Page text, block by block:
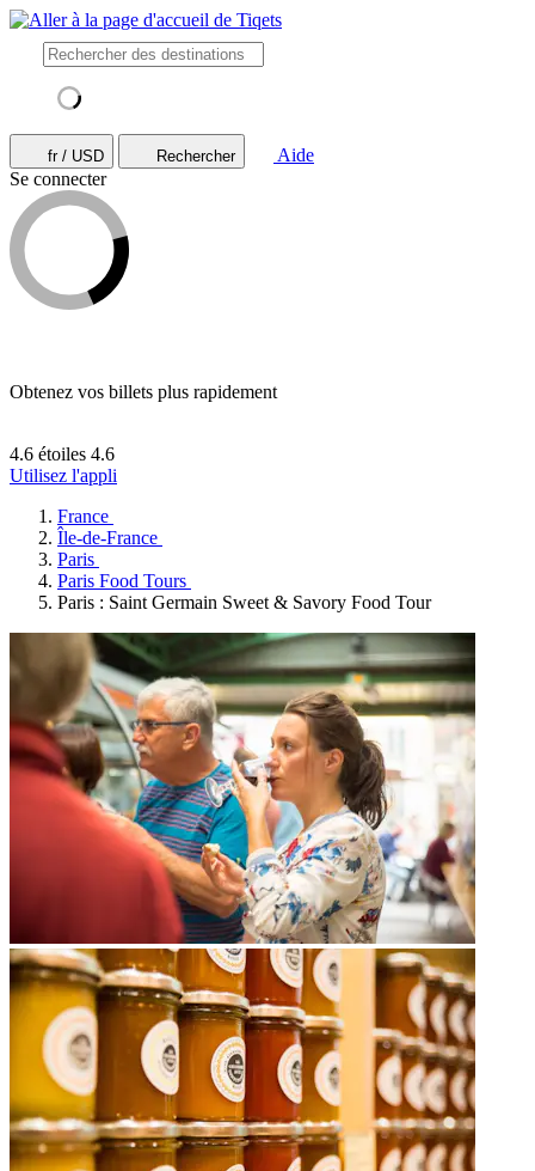
fr / USD Rechercher
Aide
Se connecter
Obtenez vos billets plus rapidement
4.6 étoiles 4.6
Utilisez l'appli
France
Île-de-France
Paris
Paris Food Tours
Paris : Saint Germain Sweet & Savory Food Tour